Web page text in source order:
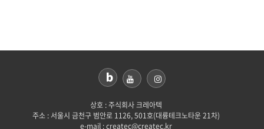
상호 : 주식회사 크레아텍
주소 : 서울시 금천구 범안로 1126, 501호(대륭테크노타운 21차)
e-mail : createc@createc.kr